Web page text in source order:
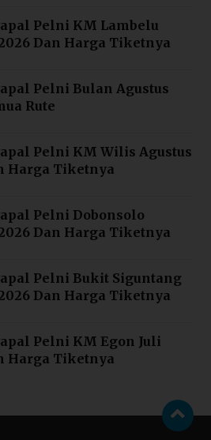
Pelni KM Lambelu
Dan Harga Tiketnya
Pelni Bulan Agustus
Rute
Pelni KM Wilis Agustus
Harga Tiketnya
Pelni Dobonsolo
Dan Harga Tiketnya
Pelni Bukit Siguntang
Dan Harga Tiketnya
Pelni KM Egon Juli
Harga Tiketnya